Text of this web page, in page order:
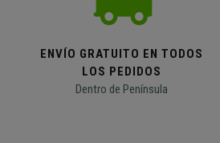
ENVÍO GRATUITO EN TODOS
LOS PEDIDOS
Dentro de Península